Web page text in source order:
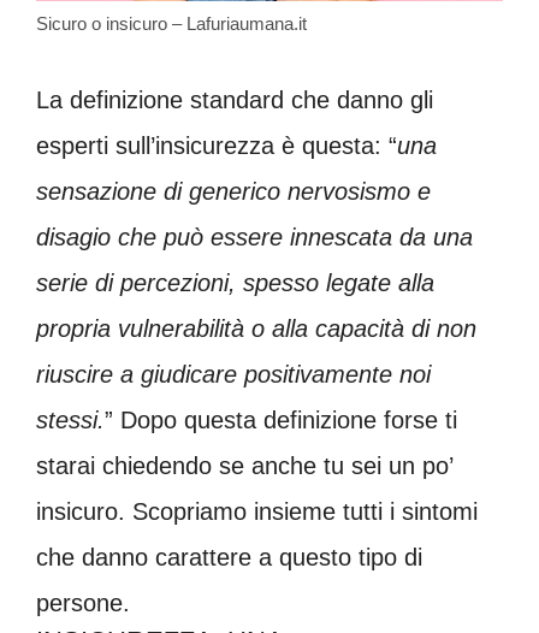
Sicuro o insicuro – Lafuriaumana.it
La definizione standard che danno gli
esperti sull’insicurezza è questa: “una
sensazione di generico nervosismo e
disagio che può essere innescata da una
serie di percezioni, spesso legate alla
propria vulnerabilità o alla capacità di non
riuscire a giudicare positivamente noi
stessi.” Dopo questa definizione forse ti
starai chiedendo se anche tu sei un po’
insicuro. Scopriamo insieme tutti i sintomi
che danno carattere a questo tipo di
persone.